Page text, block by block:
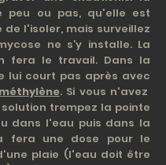
peu ou pas, qu'elle est
de l'isoler, mais surveillez
ne s’y installe. La
fera le travail. Dans la
lui court pas après avec
. Si vous n'avez
trempez la pointe
dans l'eau puis dans la
fera une dose pour le
plaie (l'eau doit être